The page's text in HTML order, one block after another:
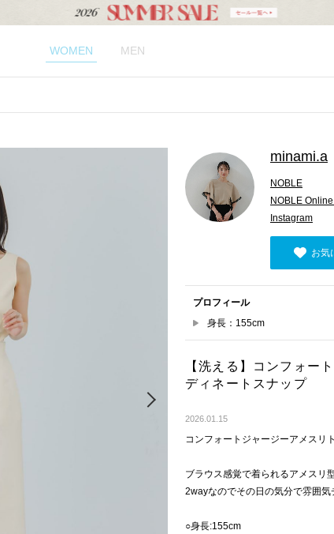
WOMEN MEN
minami.a
NOBLE
NOBLE
Instagram
お気
プロフィール
身長：155cm
【洗える】コンフォー
ディネートスナップ
2026.01.15
コンフォートジャージーアメスリ
ブラウス感覚で着られるアメスリ
2wayなのでその日の気分で雰囲
○身長:155cm